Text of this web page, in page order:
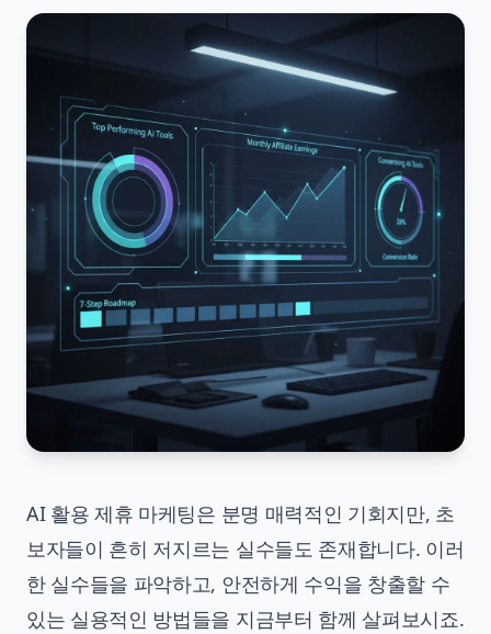
AI 활용 제휴 마케팅은 분명 매력적인 기회지만, 초
보자들이 흔히 저지르는 실수들도 존재합니다. 이러
한 실수들을 파악하고, 안전하게 수익을 창출할 수
있는 실용적인 방법들을 지금부터 함께 살펴보시죠.